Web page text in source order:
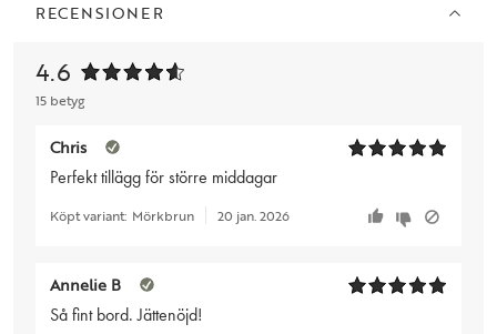
RECENSIONER
4.6
15 betyg
Chris
Perfekt tillägg för större middagar
Köpt variant: Mörkbrun 20 jan. 2026
Annelie B
Så fint bord. Jättenöjd!